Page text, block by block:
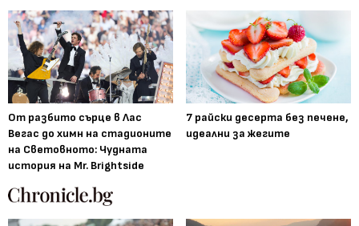
От разбито сърце в Лас
Вегас до химн на стадионите
на Световното: Чудната
история на Mr. Brightside
7 райски десерта без печене,
идеални за жегите